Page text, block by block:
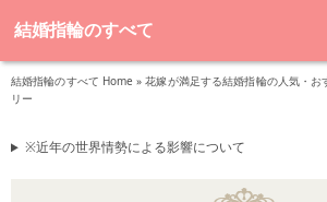
結婚指輪のすべて
結婚指輪のすべて Home »花嫁が満足する結婚指輪の人気・お
リー
※近年の世界情勢による影響について